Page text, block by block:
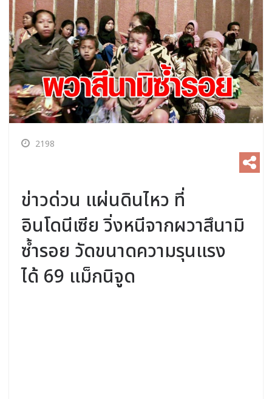
2198
ข่าวด่วน แผ่นดินไหว ที่
อินโดนีเซีย วิ่งหนีจากผวาสึนามิ
ซ้ำรอย วัดขนาดความรุนแรง
ได้ 69 แม็กนิจูด